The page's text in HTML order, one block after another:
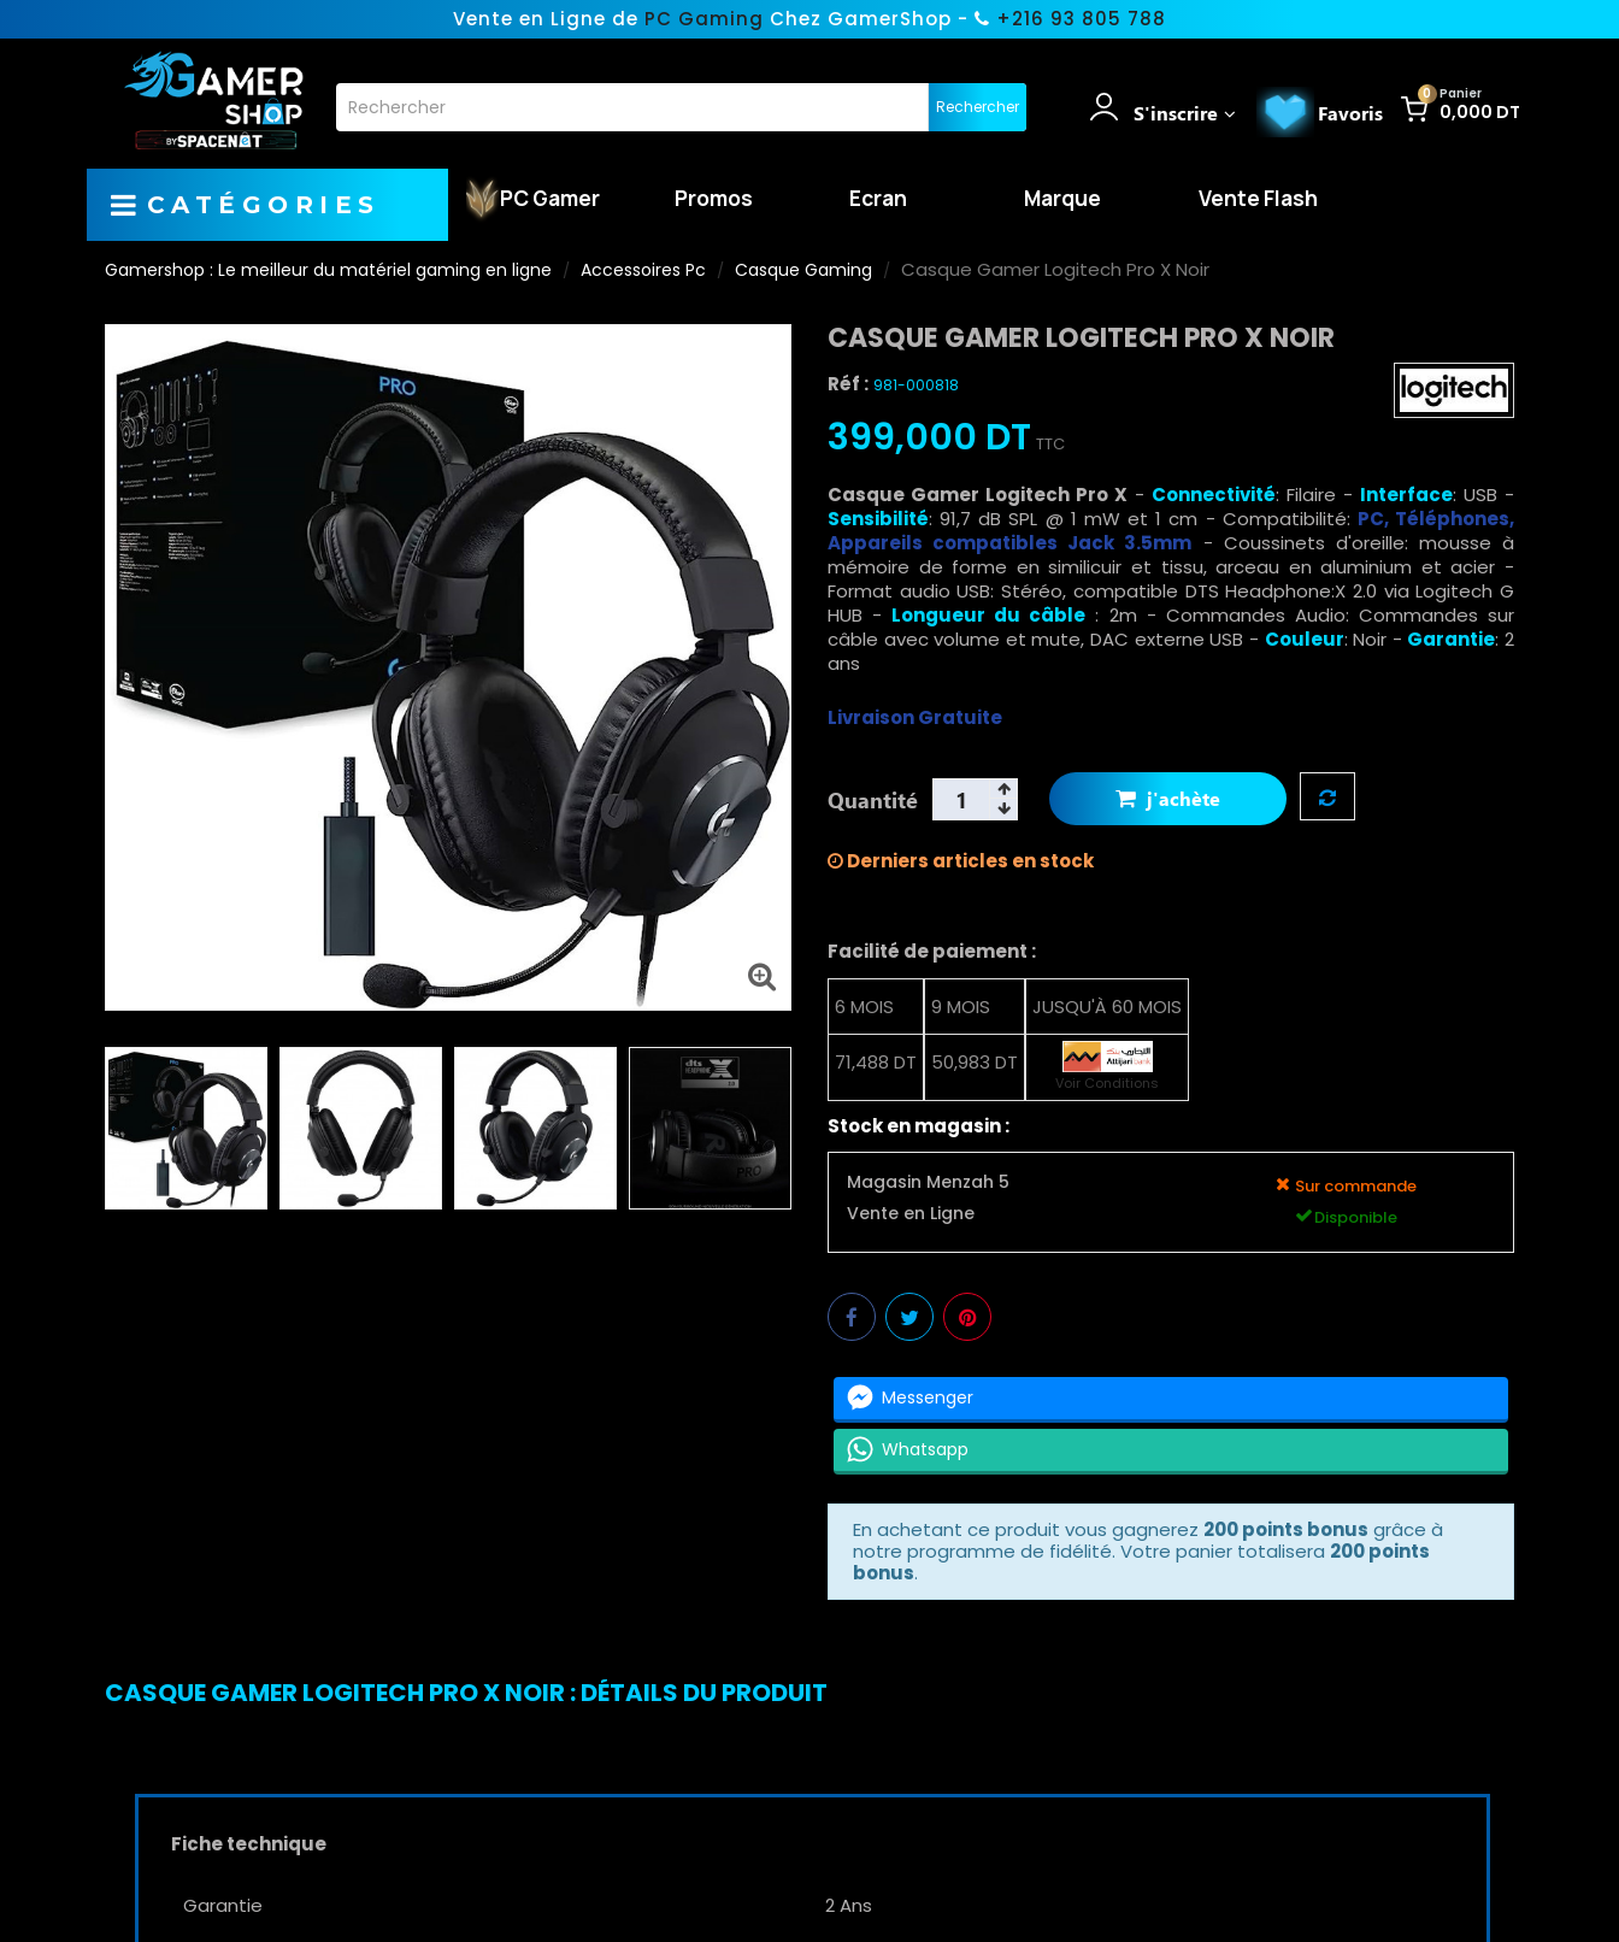
Vente en Ligne de PC Gaming Chez GamerShop - +216 93 805 788
Rechercher
0 Panier
0,000 DT
Favoris
S'inscrire
CATÉGORIES PC Gamer Promos Ecran Marque Vente Flash
Gamershop : Le meilleur du matériel gaming en ligne Accessoires Pc Casque Gaming Casque Gamer Logitech Pro X Noir
CASQUE GAMER LOGITECH PRO X NOIR
Réf : 981-000818
399,000 DT TTC
Casque Gamer Logitech Pro X - Connectivité: Filaire - Interface: USB -
Sensibilité: 91,7 dB SPL @ 1 mW et 1 cm - Compatibilité: PC, Téléphones,
Appareils compatibles Jack 3.5mm - Coussinets d'oreille: mousse à
mémoire de forme en similicuir et tissu, arceau en aluminium et acier -
Format audio USB: Stéréo, compatible DTS Headphone:X 2.0 via Logitech G
HUB - Longueur du câble : 2m - Commandes Audio: Commandes sur
câble avec volume et mute, DAC externe USB - Couleur: Noir - Garantie: 2
ans
Livraison Gratuite
Quantité j'achète
Derniers articles en stock
Facilité de paiement :
6 MOIS
71,488 DT
9 MOIS
50,983 DT
JUSQU'À 60 MOIS
Voir Conditions
Stock en magasin :
Magasin Menzah 5 Sur commande
Vente en Ligne Disponible
Messenger
Whatsapp
En achetant ce produit vous gagnerez 200 points bonus grâce à
notre programme de fidélité. Votre panier totalisera 200 points
bonus.
CASQUE GAMER LOGITECH PRO X NOIR : DÉTAILS DU PRODUIT
Fiche technique
Garantie 2 Ans